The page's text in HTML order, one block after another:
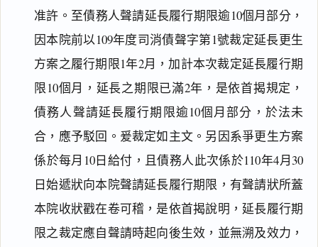
准許。至債務人聲請延長履行期限逾10個月部分，
因本院前以109年度司消債聲字第1號裁定延長更生
方案之履行期限1年2月，加計本次裁定延長履行期
限10個月，延長之期限已滿2年，是依首揭規定，
債務人聲請延長履行期限逾10個月部分，於法未
合，應予駁回。爰裁定如主文。另因系爭更生方案
係於每月10日給付，且債務人此次係於110年4月30
日始遞狀向本院聲請延長履行期限，有聲請狀所蓋
本院收狀戳在卷可稽，是依首揭說明，延長履行期
限之裁定應自聲請時起向後生效，並無溯及效力，
閱讀 研究